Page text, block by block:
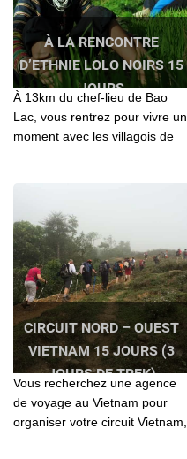
À LA RENCONTRE
D’ETHNIE LOLO NOIRS 15
JOURS
À 13km du chef-lieu de Bao
Lac, vous rentrez pour vivre un
moment avec les villagois de
CIRCUIT NORD – OUEST
VIETNAM 15 JOURS (3
JOURS DE TREK)
Vous recherchez une agence
de voyage au Vietnam pour
organiser votre circuit Vietnam,